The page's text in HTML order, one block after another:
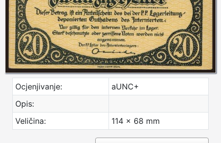
Ocjenjivanje:
aUNC+
Opis:
Veličina:
114 x 68 mm